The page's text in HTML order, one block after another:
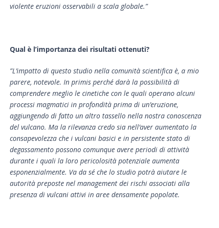
violente eruzioni osservabili a scala globale.”
Qual è l’importanza dei risultati ottenuti?
”L’impatto di questo studio nella comunità scientifica è, a mio
parere, notevole. In primis perché darà la possibilità di
comprendere meglio le cinetiche con le quali operano alcuni
processi magmatici in profondità prima di un’eruzione,
aggiungendo di fatto un altro tassello nella nostra conoscenza
del vulcano. Ma la rilevanza credo sia nell’aver aumentato la
consapevolezza che i vulcani basici e in persistente stato di
degassamento possono comunque avere periodi di attività
durante i quali la loro pericolosità potenziale aumenta
esponenzialmente. Va da sé che lo studio potrà aiutare le
autorità preposte nel management dei rischi associati alla
presenza di vulcani attivi in aree densamente popolate.